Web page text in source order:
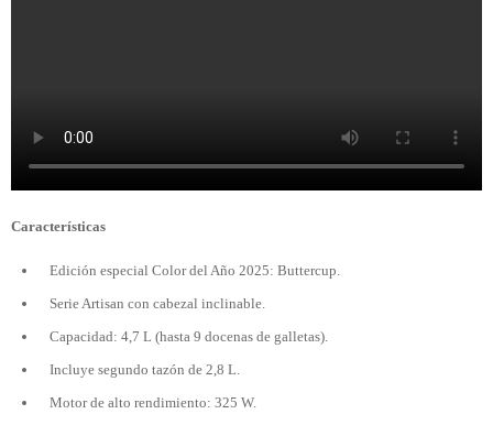
Características
Edición especial Color del Año 2025: Buttercup.
Serie Artisan con cabezal inclinable.
Capacidad: 4,7 L (hasta 9 docenas de galletas).
Incluye segundo tazón de 2,8 L.
Motor de alto rendimiento: 325 W.